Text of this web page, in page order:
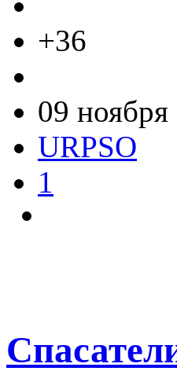
+36
09
URPSO
1